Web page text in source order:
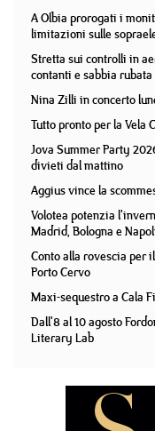
A Olbia prorogati i
limitazioni sulle
Stretta sui controlli in
contanti e sabbia rubata
Nina Zilli in concerto
Tutto pronto per la Vela
Jova Summer Party
divieti dal mattino
Aggius vince la
Volotea potenzia
Madrid, Bologna e
Conto alla rovescia per
Porto Cervo
Maxi-sequestro a Cala
Dall'8 al 10 agosto
Literary Lab